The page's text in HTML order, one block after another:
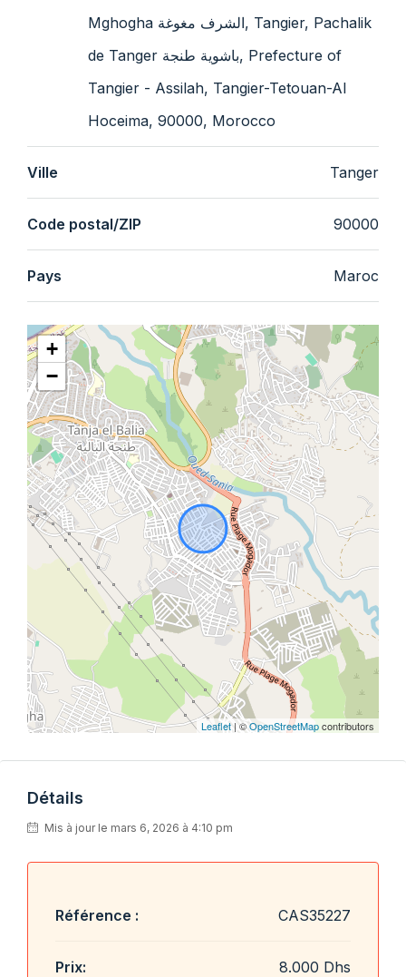
Mghogha الشرف مغوغة, Tangier, Pachalik
de Tanger باشوية طنجة, Prefecture of
Tangier - Assilah, Tangier-Tetouan-Al
Hoceima, 90000, Morocco
Ville Tanger
Code postal/ZIP 90000
Pays Maroc
+
−
Leaflet | ©OpenStreetMapcontributors
Détails
Mis à jour le mars 6, 2026 à 4:10 pm
Référence : CAS35227
Prix: 8.000 Dhs